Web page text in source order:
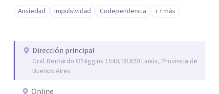
son erróneas acerca de nosotros mismos,o de la vida en
general, incluyendo los vínculos con otras personas.. y
camino. Por eso trabajo en la desprogramación de viejas
creencias limitantes para vivir una vida diferente desde el
verdadero ser.
Ansiedad Impulsividad Codependencia +7 más
Dirección principal
Gral. Bernardo O'Higgins 1540, B1820 Lanús, Provincia de
Buenos Aires
Online